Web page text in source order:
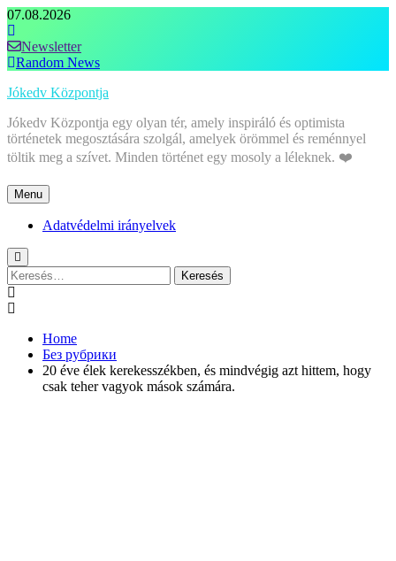
Skip
to
content
07.08.2026
Newsletter
Random News
Jókedv Központja
Jókedv Központja egy olyan tér, amely inspiráló és optimista
történetek megosztására szolgál, amelyek örömmel és reménnyel
töltik meg a szívet. Minden történet egy mosoly a léleknek. ❤️
Menu
Adatvédelmi irányelvek
Keresés:
Home
Без рубрики
20 éve élek kerekesszékben, és mindvégig azt hittem, hogy
csak teher vagyok mások számára.